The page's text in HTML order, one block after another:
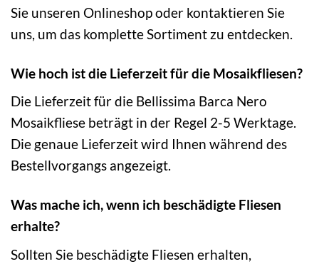
Sie unseren Onlineshop oder kontaktieren Sie
uns, um das komplette Sortiment zu entdecken.
Wie hoch ist die Lieferzeit für die Mosaikfliesen?
Die Lieferzeit für die Bellissima Barca Nero
Mosaikfliese beträgt in der Regel 2-5 Werktage.
Die genaue Lieferzeit wird Ihnen während des
Bestellvorgangs angezeigt.
Was mache ich, wenn ich beschädigte Fliesen
erhalte?
Sollten Sie beschädigte Fliesen erhalten,